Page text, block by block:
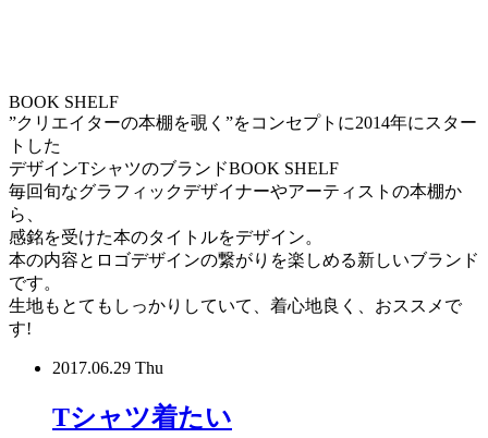
BOOK SHELF
”クリエイターの本棚を覗く”をコンセプトに2014年にスター
トした
デザインTシャツのブランドBOOK SHELF
毎回旬なグラフィックデザイナーやアーティストの本棚か
ら、
感銘を受けた本のタイトルをデザイン。
本の内容とロゴデザインの繋がりを楽しめる新しいブランド
です。
生地もとてもしっかりしていて、着心地良く、おススメで
す!
2017.06.29 Thu
Tシャツ着たい